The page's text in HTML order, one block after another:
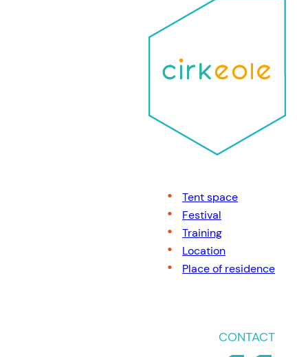
Tent space
Festival
Training
Location
Place of residence
CONTACT